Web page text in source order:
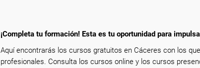
¡Completa tu formación! Esta es tu oportunidad para
Aquí encontrarás los cursos gratuitos en Cáceres con los
profesionales. Consulta los cursos online y los cursos